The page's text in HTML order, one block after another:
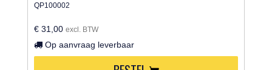
QP100002
€ 31,00 excl. BTW
Op aanvraag leverbaar